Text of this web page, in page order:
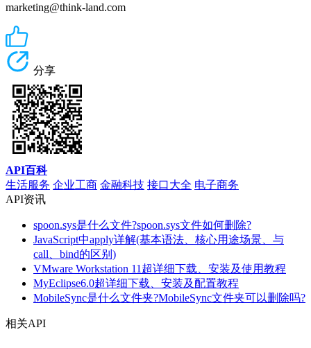
marketing@think-land.com
分享
API百科
生活服务 企业工商 金融科技 接口大全 电子商务
API资讯
spoon.sys是什么文件?spoon.sys文件如何删除?
JavaScript中apply详解(基本语法、核心用途场景、与
call、bind的区别)
VMware Workstation 11超详细下载、安装及使用教程
MyEclipse6.0超详细下载、安装及配置教程
MobileSync是什么文件夹?MobileSync文件夹可以删除吗?
相关API